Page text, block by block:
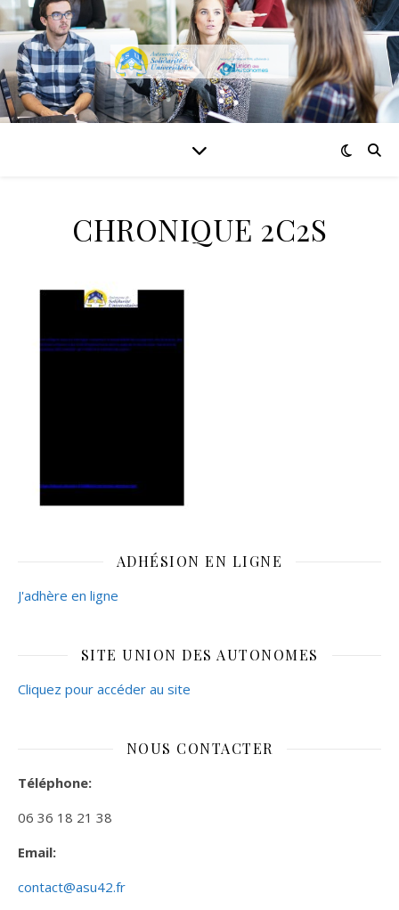
CHRONIQUE 2C2S
ADHÉSION EN LIGNE
J'adhère en ligne
SITE UNION DES AUTONOMES
Cliquez pour accéder au site
NOUS CONTACTER
Téléphone:
06 36 18 21 38
Email:
contact@asu42.fr